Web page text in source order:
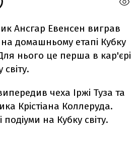
Ансгар Евенсен виграв
домашньому етапі Кубку
нього це перша в кар'єрі
чеха Іржі Туза та
Крістіана Коллеруда.
на Кубку світу.